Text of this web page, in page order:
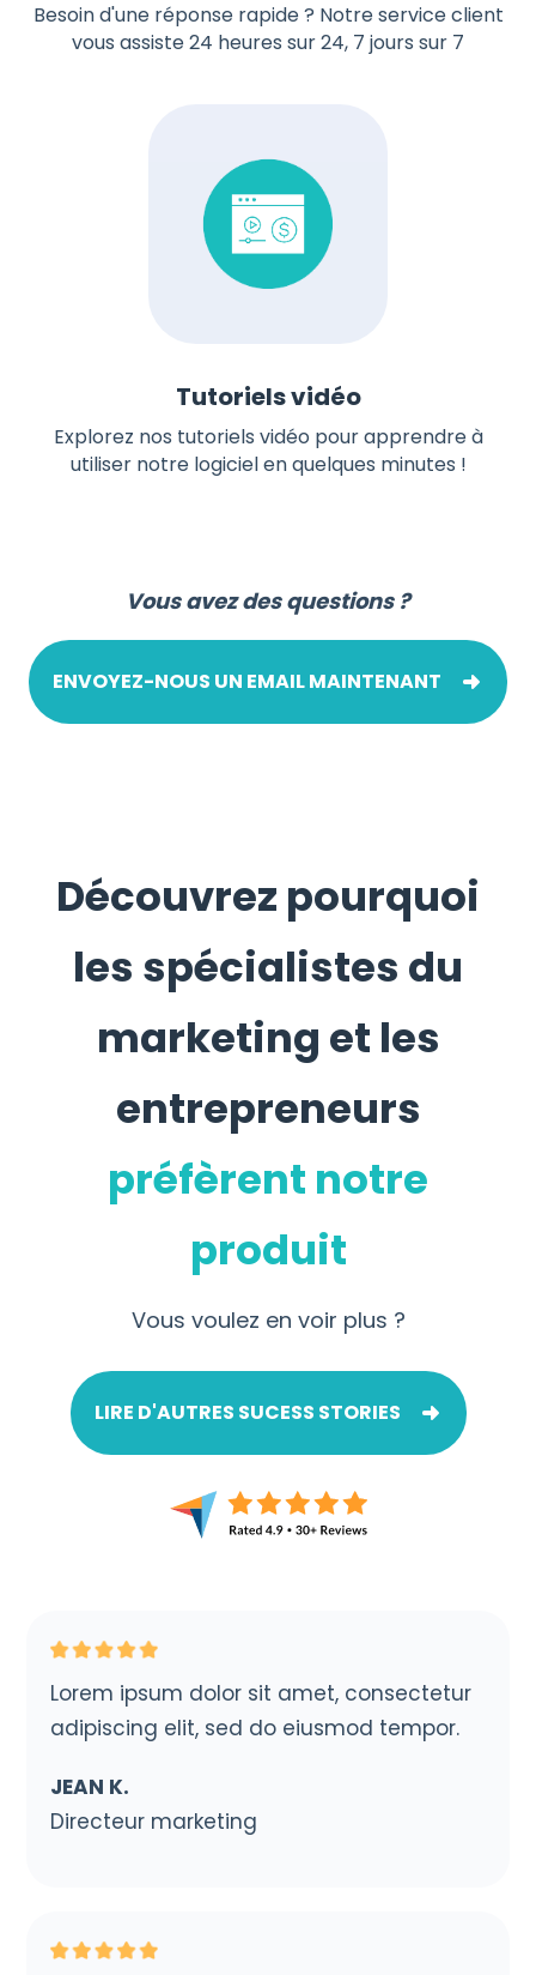
Besoin d'une réponse rapide ? Notre service client
vous assiste 24 heures sur 24, 7 jours sur 7
Tutoriels vidéo
Explorez nos tutoriels vidéo pour apprendre à
utiliser notre logiciel en quelques minutes !
Vous avez des questions ?
ENVOYEZ-NOUS UN EMAIL MAINTENANT
Découvrez pourquoi
les spécialistes du
marketing et les
entrepreneurs
préfèrent notre
produit
Vous voulez en voir plus ?
LIRE D'AUTRES SUCESS STORIES
Lorem ipsum dolor sit amet, consectetur
adipiscing elit, sed do eiusmod tempor.
JEAN K.
Directeur marketing